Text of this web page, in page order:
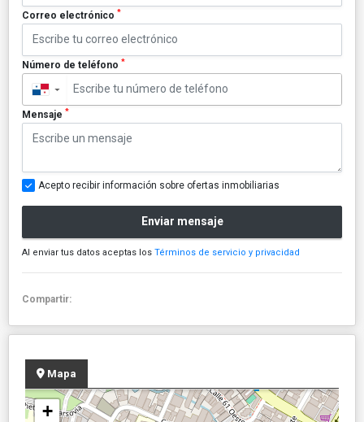
Correo electrónico *
Número de teléfono *
▼
Mensaje *
Acepto recibir información sobre ofertas inmobiliarias
Enviar mensaje
Al enviar tus datos aceptas los Términos de servicio y privacidad
Compartir:
Mapa
+